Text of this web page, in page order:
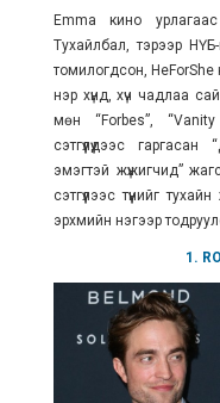
Emma кино
Тухайлбал, тэрээр
томилогдсон, HeForShe
нэр хүнд, хүч чадлаа
мөн “Forbes”,
сэтгүүлүүдээс гаргасан
эмэгтэй жүжигчид”
сэтгүүлээс түүнийг
эрхмийн нэгээр
1.